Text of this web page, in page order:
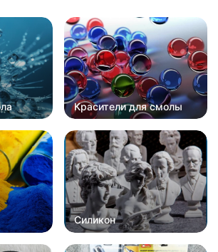
Красители для смолы
Силикон